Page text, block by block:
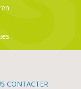
CONTACTER